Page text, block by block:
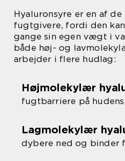
Hyaluronsyre er en af
fugtgivere, fordi den
gange sin egen vægt i
både høj- og
arbejder i flere hudlag:
Højmolekylær
fugtbarriere på
Lagmolekylær
dybere ned og binder